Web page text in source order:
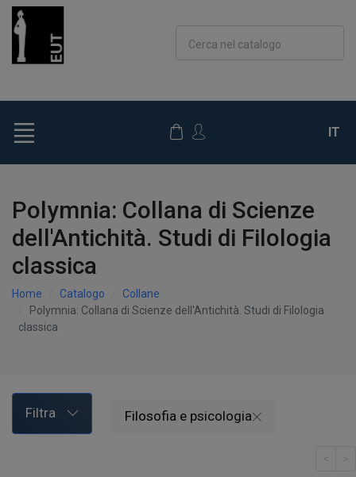
Cerca nel catalogo
IT
Polymnia: Collana di Scienze
dell'Antichità. Studi di Filologia
classica
Home Catalogo
Collane
Polymnia: Collana di Scienze dell'Antichità. Studi di Filologia
classica
Filtra Filosofia e psicologia
< >